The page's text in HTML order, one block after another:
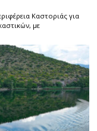
Καστοριάς για
με